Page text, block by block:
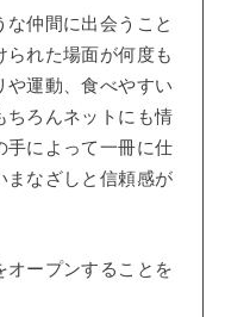
仲間に出会うこと
られた場面が何度も
や運動、食べやすい
ちろんネットにも情
手によって一冊に仕
まなざしと信頼感が
オープンすることを